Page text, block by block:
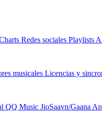
Redes sociales Playlists
musicales Licencias y
QQ Music JioSaavn/Gaana